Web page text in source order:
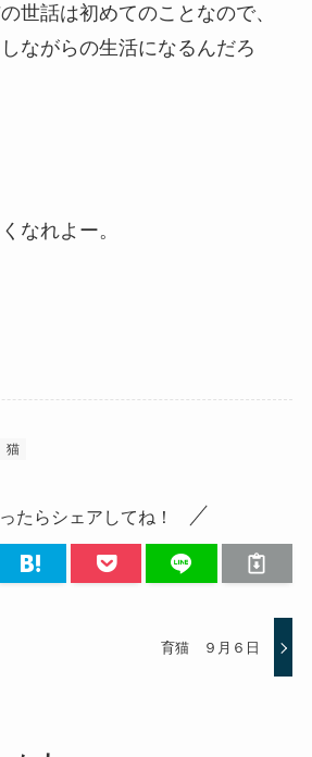
世話は初めてのことなので、
ながらの生活になるんだろ
なれよー。
猫
たらシェアしてね！
育猫 ９月６日